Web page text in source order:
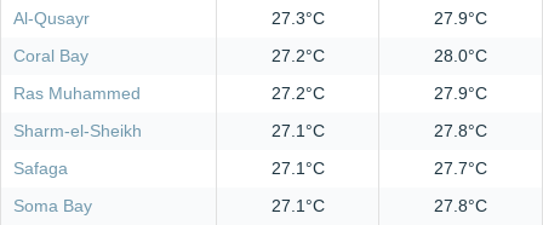
Al-Qusayr
27.3°C
27.9°C
Coral Bay
27.2°C
28.0°C
Ras Muhammed
27.2°C
27.9°C
Sharm-el-Sheikh
27.1°C
27.8°C
Safaga
27.1°C
27.7°C
Soma Bay
27.1°C
27.8°C